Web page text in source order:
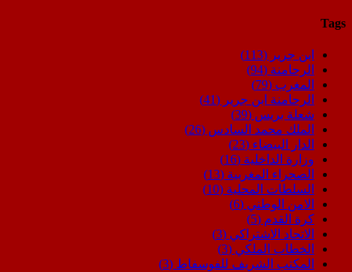
Tags
ابن جرير (113)
الرحامنة (94)
المغرب (79)
الرحامنة ابن جرير (41)
شعلة بريس (39)
الملك محمد السادس (26)
الدار البيضاء (23)
وزارة الداخلية (16)
الصحراء المغربية (13)
السلطات المحلية (10)
الامن الوطني (6)
كرة القدم (5)
الاتحاد الاشتراكي (3)
الخطاب الملكي (3)
المكتب الشريف للفوسفاط (3)